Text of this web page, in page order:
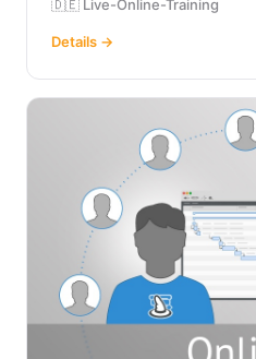
🇩🇪 Live-Online-Training
Details →